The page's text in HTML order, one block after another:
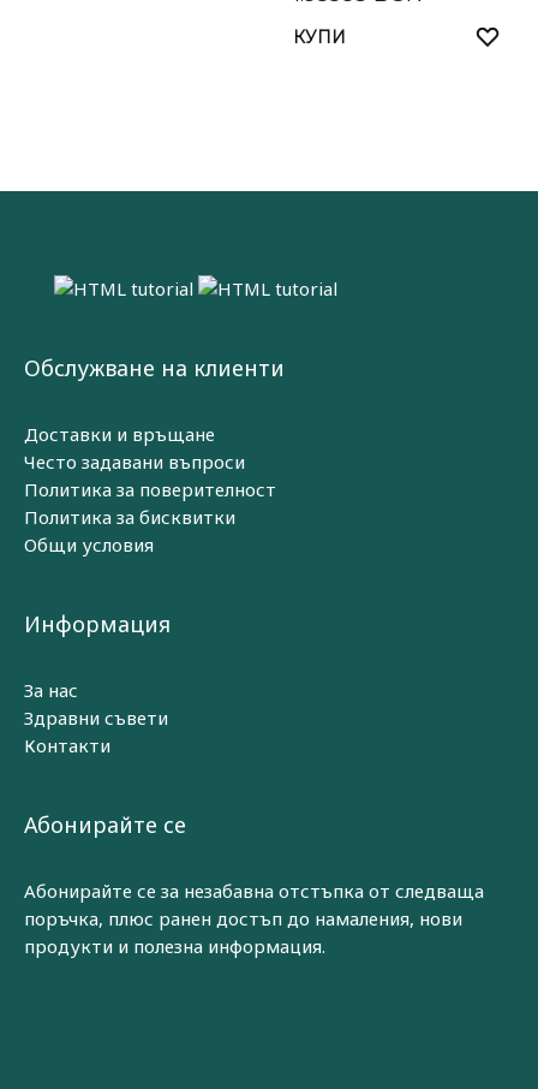
КУПИ
Обслужване на клиенти
Доставки и връщане
Често задавани въпроси
Политика за поверителност
Политика за бисквитки
Общи условия
Информация
За нас
Здравни съвети
Контакти
Абонирайте се
Абонирайте се за незабавна отстъпка от следваща
поръчка, плюс ранен достъп до намаления, нови
продукти и полезна информация.